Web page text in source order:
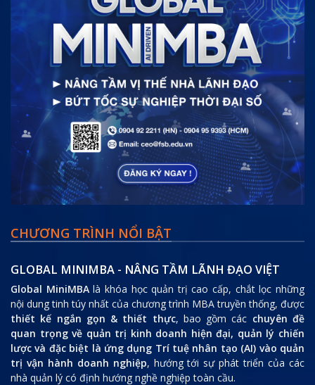
NỔI BẬT
NÂNG TẦM LÃNH ĐẠO VIỆT
học quản trị cao cấp, chắt lọc những
chương trình MBA truyền thống, được
thiết thực, bao gồm cácchuyên đề
kinh doanh hiện đại, quản lý chiến
dụng Trí tuệ nhân tạo (AI) vào quản
, hướng tới sự phát triển của các
nghề nghiệp toàn cầu.
CHIẾN LƯỢC
NGHIỆP | TẦM
Khóa họcChiến
doanh nghiệp(AI
học viên kiến thức
dụng tiên tiến nhất
thực tiễn, được
nghiệm hàng đầu tại